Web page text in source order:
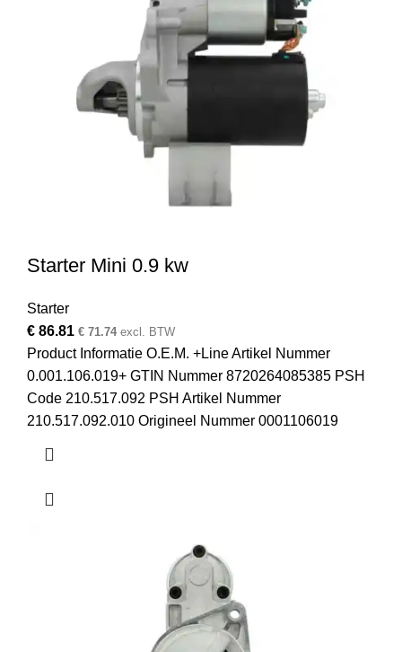
Starter Mini 0.9 kw
Starter
€ 86.81 € 71.74 excl. BTW
Product Informatie O.E.M. +Line Artikel Nummer
0.001.106.019+ GTIN Nummer 8720264085385 PSH
Code 210.517.092 PSH Artikel Nummer
210.517.092.010 Origineel Nummer 0001106019